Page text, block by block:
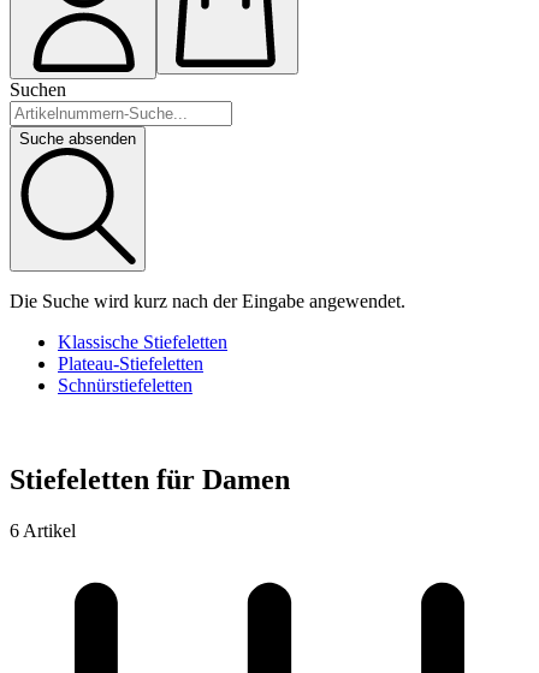
Suchen
Suche absenden
Die Suche wird kurz nach der Eingabe angewendet.
Klassische Stiefeletten
Plateau-Stiefeletten
Schnürstiefeletten
Stiefeletten für Damen
6 Artikel